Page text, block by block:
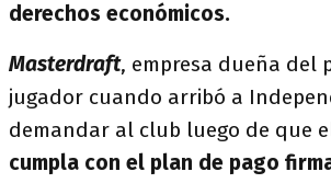
derechos económicos.
Masterdraft, empresa dueña del
jugador cuando arribó a
demandar al club luego de que
cumpla con el plan de pago